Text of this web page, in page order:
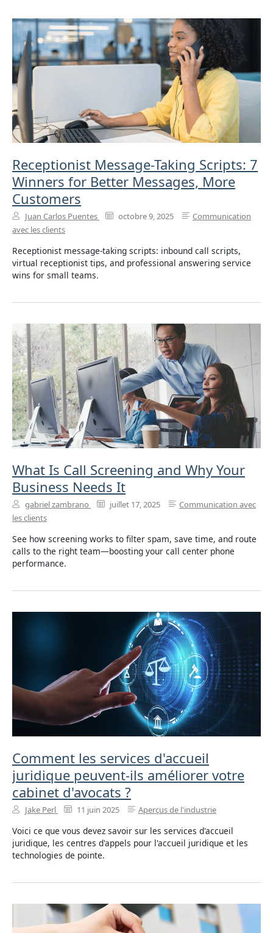
Receptionist Message-Taking Scripts: 7
Winners for Better Messages, More
Customers
Juan Carlos Puentes octobre 9, 2025
Communication
avec les clients
Receptionist message-taking scripts: inbound call scripts,
virtual receptionist tips, and professional answering service
wins for small teams.
What Is Call Screening and Why Your
Business Needs It
gabriel zambrano juillet 17, 2025
Communication avec
les clients
See how screening works to filter spam, save time, and route
calls to the right team—boosting your call center phone
performance.
Comment les services d'accueil
juridique peuvent-ils améliorer votre
cabinet d'avocats ?
Jake Perl 11 juin 2025 Aperçus de l'industrie
Voici ce que vous devez savoir sur les services d'accueil
juridique, les centres d'appels pour l'accueil juridique et les
technologies de pointe.